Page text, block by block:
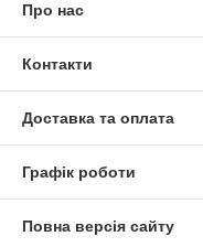
Про нас
Контакти
Доставка та оплата
Графік роботи
Повна версія сайту